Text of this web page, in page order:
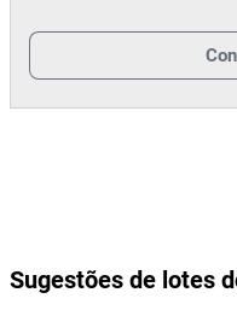
Sugestões de lotes